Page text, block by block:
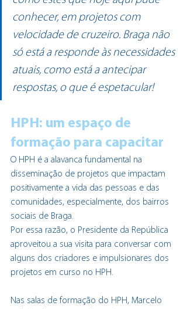
conhecer, em projetos com
velocidade de cruzeiro. Braga não
só está a responde às necessidades
atuais, como está a antecipar
respostas, o que é espetacular!
HPH: um espaço de
formação para capacitar
O HPH é a alavanca fundamental na
disseminação de projetos que impactam
positivamente a vida das pessoas e das
comunidades, especialmente, dos bairros
sociais de Braga.
Por essa razão, o Presidente da República
aproveitou a sua visita para conversar com
alguns dos criadores e impulsionares dos
projetos em curso no HPH.
Nas salas de formação do HPH, Marcelo